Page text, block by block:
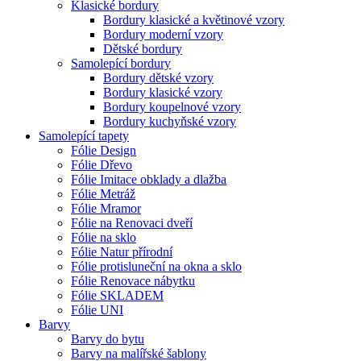
Klasické bordury
Bordury klasické a květinové vzory
Bordury moderní vzory
Dětské bordury
Samolepící bordury
Bordury dětské vzory
Bordury klasické vzory
Bordury koupelnové vzory
Bordury kuchyňské vzory
Samolepící tapety
Fólie Design
Fólie Dřevo
Fólie Imitace obklady a dlažba
Fólie Metráž
Fólie Mramor
Fólie na Renovaci dveří
Fólie na sklo
Fólie Natur přírodní
Fólie protisluneční na okna a sklo
Fólie Renovace nábytku
Fólie SKLADEM
Fólie UNI
Barvy
Barvy do bytu
Barvy na malířské šablony